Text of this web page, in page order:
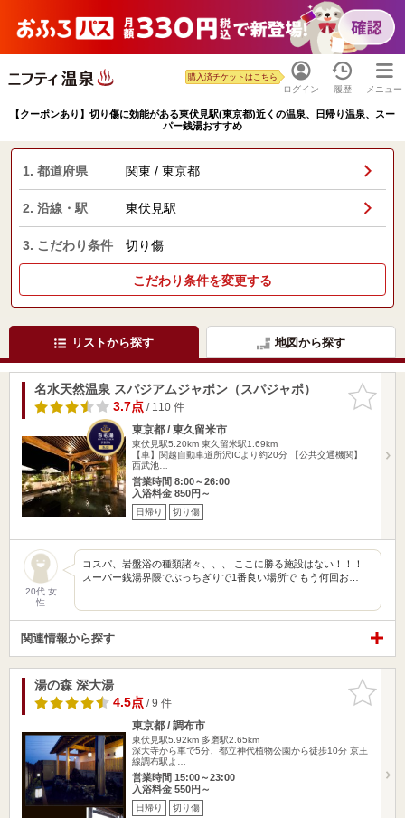
ログイン
購入済チケットはこちら
履歴 メニュー
【クーポンあり】切り傷に効能がある東伏見駅(東京都)近くの温泉、日帰り温泉、スー
パー銭湯おすすめ
1. 都道府県 関東 / 東京都
2. 沿線・駅 東伏見駅
3. こだわり条件 切り傷
こだわり条件を変更する
リストから探す 地図から探す
お気に入
りに追加
名水天然温泉 スパジアムジャポン（スパジャポ）
3.7点/ 110 件
東京都 / 東久留米市
東伏見駅5.20km 東久留米駅1.69km
【車】関越自動車道所沢ICより約20分 【公共交通機関】
西武池…
営業時間 8:00～26:00
入浴料金 850円～
日帰り 切り傷
20代 女
性
コスパ、岩盤浴の種類諸々、、、 ここに勝る施設はない！！！
スーパー銭湯界隈でぶっちぎりで1番良い場所で もう何回お…
関連情報から探す
お気に入
りに追加
湯の森 深大湯
4.5点/ 9 件
東京都 / 調布市
東伏見駅5.92km 多磨駅2.65km
深大寺から車で5分、都立神代植物公園から徒歩10分 京王
線調布駅よ…
営業時間 15:00～23:00
入浴料金 550円～
日帰り 切り傷